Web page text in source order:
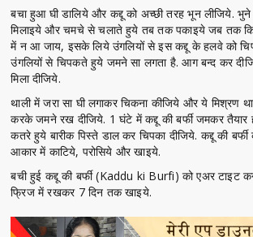
बचा हुआ घी डालिये और कद्दू को अच्छी तरह भून लीजिये. भुने
मिलाइये और चमचे से चलाते हुये तब तक पकाइये जब तक
में न आ जाय, इसके लिये उंगलियों से इस कद्दू के हलवे को
उंगलियों से चिपकते हुये जमने सा लगता है. आग बन्द कर
मिला दीजिये.
थाली में जरा सा घी लगाकर चिकना कीजिये और ये मिश्रण
करके जमने रख दीजिये. 1 घंटे में कद्दू की बर्फी जमकर तैयार
कतरे हुये बारीक पिस्ते डाल कर चिपका दीजिये. कद्दू की
आकार में काटिये, परोसिये और खाइये.
बची हुई कद्दू की बर्फी (Kaddu ki Burfi) को एअर टाइट
फ्रिज में रखकर 7 दिन तक खाइये.